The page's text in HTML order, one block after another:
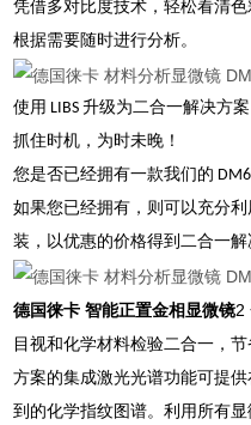
凭借多对比度技术，轻松看清色
根据需要随时进行分析。
使用 LIBS 升级为二合一解决方案
抓住时机，为时未晚！
您是否已经拥有一款我们的
如果您已经拥有，则可以充分利
装，以优惠的价格得到二合一解
德国徕卡 智能正置金相显微镜2
目视和化学材料检验二合一，
方案的集成激光光谱功能可提
到的化学指纹图谱。利用所有